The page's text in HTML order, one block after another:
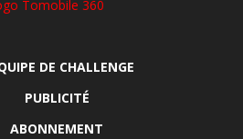
DE CHALLENGE
PUBLICITÉ
ABONNEMENT